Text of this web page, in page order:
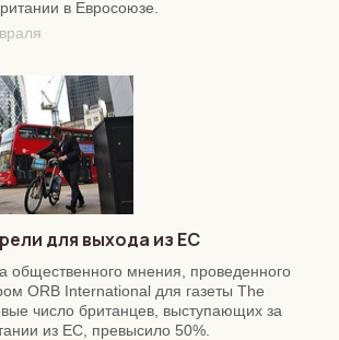
в Евросоюзе.
для выхода из ЕС
общественного мнения, проведенного
ORB International для газеты The
число британцев, выступающих за
из ЕС, превысило 50%.